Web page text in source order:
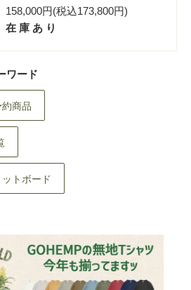
158,000円(税込173,800円)
在 庫 あ り
ワード
商品
トボード